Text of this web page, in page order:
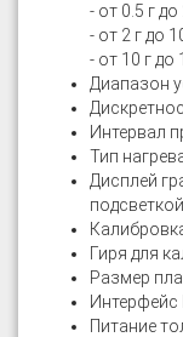
- от 0.5 г до
- от 2 г до
- от 10 г до
Диапазон
Интервал
Тип
Дисплей
подсветкой
Гиря для
Размер
Интерфейс
Питание